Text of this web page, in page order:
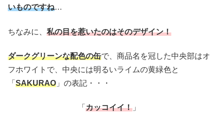
いものですね…
ちなみに、 私の目を惹いたのはそのデザイン！
ダークグリーンな配色の缶で、商品名を冠した中央部はオ
フホワイトで、中央には明るいライムの黄緑色と
「 SAKURAO 」の表記・・・
「 カッコイイ！ 」